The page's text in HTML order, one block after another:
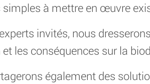
à mettre en œuvre
invités, nous
les conséquences sur la
également des